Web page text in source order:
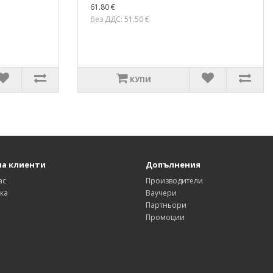
61.80 €
без ДДС: 51.50 €
КУПИ
клиенти Допълнения
Производители
Ваучери
Партньори
Промоции